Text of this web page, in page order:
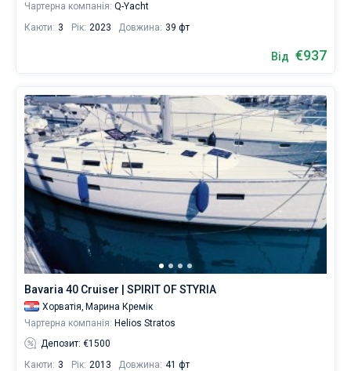
Чартерна компанія: Q-Yacht
Каюти: 3 Рік: 2023 Довжина: 39 фт
Від €937
Bavaria 40 Cruiser | SPIRIT OF STYRIA
Хорватія, Марина Кремік
Чартерна компанія: Helios Stratos
Депозит: €1500
Каюти: 3 Рік: 2013 Довжина: 41 фт